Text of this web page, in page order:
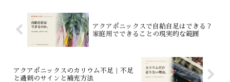
アクアポニックスで自給自足はできる？
家庭用でできることの現実的な範囲
アクアポニックスのカリウム不足｜不足
と過剰のサインと補充方法